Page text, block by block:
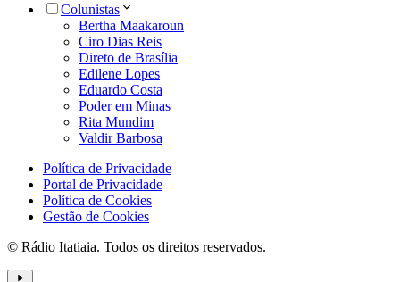
Colunistas
Bertha Maakaroun
Ciro Dias Reis
Direto de Brasília
Edilene Lopes
Eduardo Costa
Poder em Minas
Rita Mundim
Valdir Barbosa
Política de Privacidade
Portal de Privacidade
Política de Cookies
Gestão de Cookies
© Rádio Itatiaia. Todos os direitos reservados.